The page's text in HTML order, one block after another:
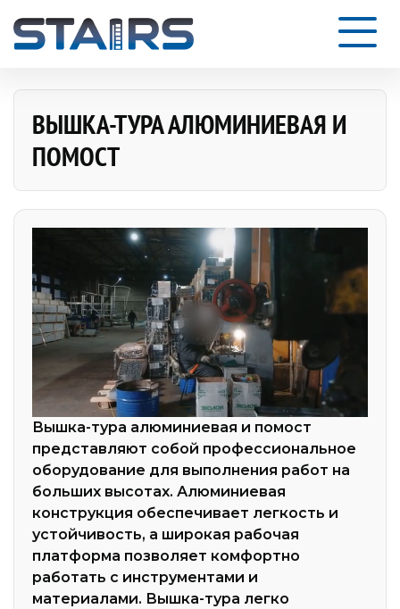
ВЫШКА-ТУРА АЛЮМИНИЕВАЯ И
ПОМОСТ
Вышка-тура алюминиевая и помост
представляют собой профессиональное
оборудование для выполнения работ на
больших высотах. Алюминиевая
конструкция обеспечивает легкость и
устойчивость, а широкая рабочая
платформа позволяет комфортно
работать с инструментами и
материалами. Вышка-тура легко